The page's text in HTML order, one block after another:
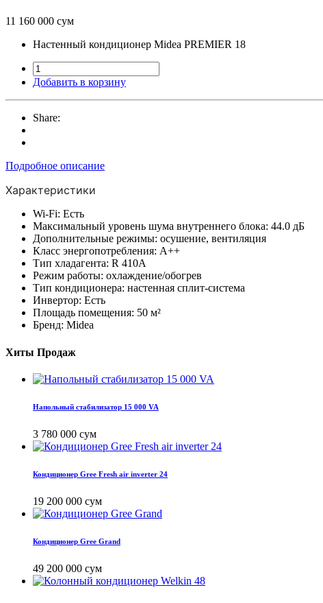
11 160 000 сум
Настенный кондиционер Midea PREMIER 18
Добавить в корзину
Share:
Подробное описание
Характеристики
Wi-Fi: Есть
Максимальный уровень шума внутреннего блока: 44.0 дБ
Дополнительные режимы: осушение, вентиляция
Класс энергопотребления: A++
Тип хладагента: R 410A
Режим работы: охлаждение/обогрев
Тип кондиционера: настенная сплит-система
Инвертор: Есть
Площадь помещения: 50 м²
Бренд: Midea
Хиты Продаж
Напольный стабилизатор 15 000 VA
3 780 000 сум
Кондиционер Gree Fresh air inverter 24
19 200 000 сум
Кондиционер Gree Grand
49 200 000 сум